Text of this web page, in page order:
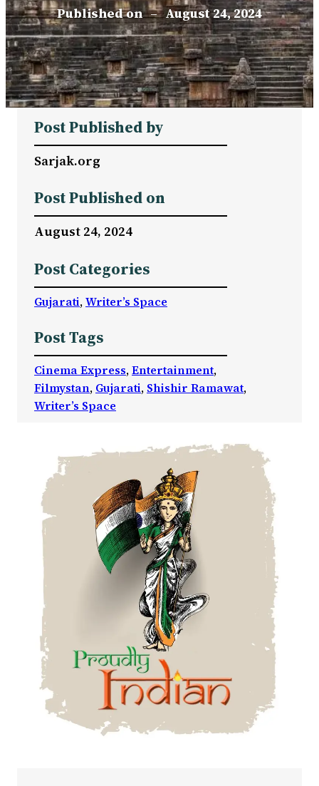
Published on – August 24, 2024
Post Published by
Sarjak.org
Post Published on
August 24, 2024
Post Categories
Gujarati, Writer’s Space
Post Tags
Cinema Express, Entertainment
Filmystan, Gujarati, Shishir Ramawat
Writer’s Space